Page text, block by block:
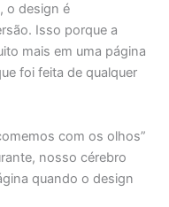
o design é
Isso porque a
mais em uma página
foi feita de qualquer
com os olhos”
nosso cérebro
quando o design